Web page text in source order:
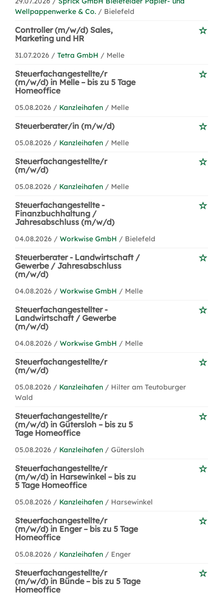
Wellpappenwerke & Co. / Bielefeld
Controller (m/w/d) Sales,
Marketing und HR
31.07.2026 / Tetra GmbH / Melle
Steuerfachangestellte/r
(m/w/d) in Melle – bis zu 5 Tage
Homeoffice
05.08.2026 / Kanzleihafen / Melle
Steuerberater/in (m/w/d)
05.08.2026 / Kanzleihafen / Melle
Steuerfachangestellte/r
(m/w/d)
05.08.2026 / Kanzleihafen / Melle
Steuerfachangestellte -
Finanzbuchhaltung /
Jahresabschluss (m/w/d)
04.08.2026 / Workwise GmbH / Bielefeld
Steuerberater - Landwirtschaft /
Gewerbe / Jahresabschluss
(m/w/d)
04.08.2026 / Workwise GmbH / Melle
Steuerfachangestellter -
Landwirtschaft / Gewerbe
(m/w/d)
04.08.2026 / Workwise GmbH / Melle
Steuerfachangestellte/r
(m/w/d)
05.08.2026 / Kanzleihafen / Hilter am Teutoburger
Wald
Steuerfachangestellte/r
(m/w/d) in Gütersloh – bis zu 5
Tage Homeoffice
05.08.2026 / Kanzleihafen / Gütersloh
Steuerfachangestellte/r
(m/w/d) in Harsewinkel – bis zu
5 Tage Homeoffice
05.08.2026 / Kanzleihafen / Harsewinkel
Steuerfachangestellte/r
(m/w/d) in Enger – bis zu 5 Tage
Homeoffice
05.08.2026 / Kanzleihafen / Enger
Steuerfachangestellte/r
(m/w/d) in Bünde – bis zu 5 Tage
Homeoffice